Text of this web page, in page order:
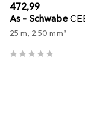
EUR
472,99
As - Schwabe
25 m, 2.50 mm²